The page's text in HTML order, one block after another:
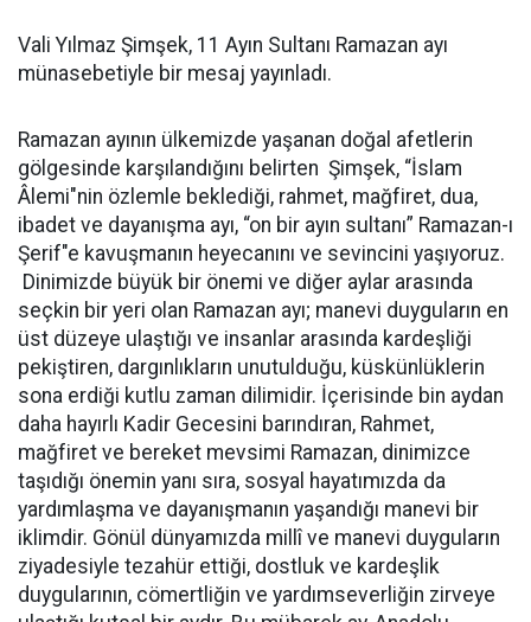
Vali Yılmaz Şimşek, 11 Ayın Sultanı Ramazan ayı
münasebetiyle bir mesaj yayınladı.
Ramazan ayının ülkemizde yaşanan doğal afetlerin
gölgesinde karşılandığını belirten Şimşek, “İslam
Âlemi"nin özlemle beklediği, rahmet, mağfiret, dua,
ibadet ve dayanışma ayı, “on bir ayın sultanı” Ramazan-ı
Şerif"e kavuşmanın heyecanını ve sevincini yaşıyoruz.
Dinimizde büyük bir önemi ve diğer aylar arasında
seçkin bir yeri olan Ramazan ayı; manevi duyguların en
üst düzeye ulaştığı ve insanlar arasında kardeşliği
pekiştiren, dargınlıkların unutulduğu, küskünlüklerin
sona erdiği kutlu zaman dilimidir. İçerisinde bin aydan
daha hayırlı Kadir Gecesini barındıran, Rahmet,
mağfiret ve bereket mevsimi Ramazan, dinimizce
taşıdığı önemin yanı sıra, sosyal hayatımızda da
yardımlaşma ve dayanışmanın yaşandığı manevi bir
iklimdir. Gönül dünyamızda millî ve manevi duyguların
ziyadesiyle tezahür ettiği, dostluk ve kardeşlik
duygularının, cömertliğin ve yardımseverliğin zirveye